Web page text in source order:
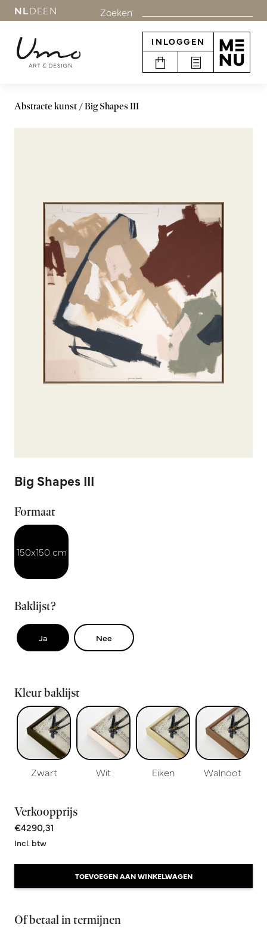
NLDEEN Zoeken
INLOGGEN
Abstracte kunst Big Shapes III
Big Shapes III
Formaat
150x150 cm
Baklijst?
Ja Nee
Kleur baklijst
Zwart Wit Eiken Walnoot
Verkoopprijs
€4290,31
Incl. btw
TOEVOEGEN AAN WINKELWAGEN
Of betaal in termijnen